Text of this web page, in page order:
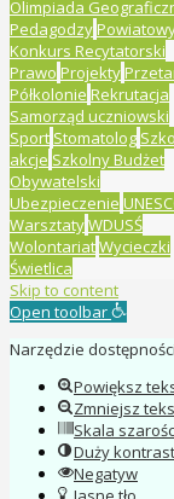
Olimpiada
Pedagodzy
Konkurs Recytatorski
Prawo Projekty
Półkolonie Rekrutacja
Samorząd uczniowski
Sport Stomatolog
akcje Szkolny Budżet
Obywatelski
Ubezpieczenie
WarsztatyWDUSŚ
WolontariatWycieczki
Świetlica
Skip to content
Open toolbar
Narzędzie dostępności
Powiększ
Zmniejsz
Skala
Duży kontrast
Negatyw